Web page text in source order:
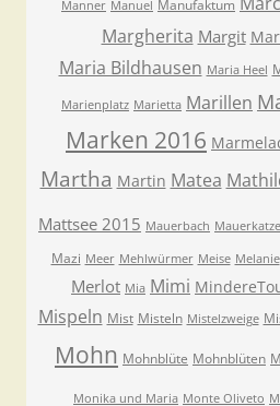
Manner Manuel Manufaktum
Margherita Margit
Maria Bildhausen Maria Heel
Marienplatz Marietta Marillen
Marken 2016
Martha Martin Matea
Mattsee 2015 Mauerbach Mauerkatze
Mazi Meer Mehlwürmer Meise Melanie
Merlot Mia Mimi
Mispeln Mist Misteln Mistelzweige
Mohn Mohnblüte Mohnblüten
Monika und Maria Monte Oliveto